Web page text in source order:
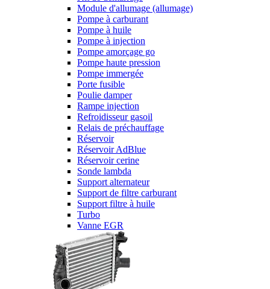
Module d'allumage (allumage)
Pompe à carburant
Pompe à huile
Pompe à injection
Pompe amorçage go
Pompe haute pression
Pompe immergée
Porte fusible
Poulie damper
Rampe injection
Refroidisseur gasoil
Relais de préchauffage
Réservoir
Réservoir AdBlue
Réservoir cerine
Sonde lambda
Support alternateur
Support de filtre carburant
Support filtre à huile
Turbo
Vanne EGR